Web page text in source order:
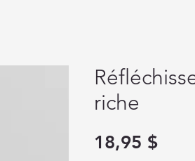
riche
18,95 $Prix